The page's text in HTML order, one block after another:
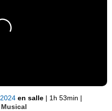
2024en salle | 1h 53min |
Musical